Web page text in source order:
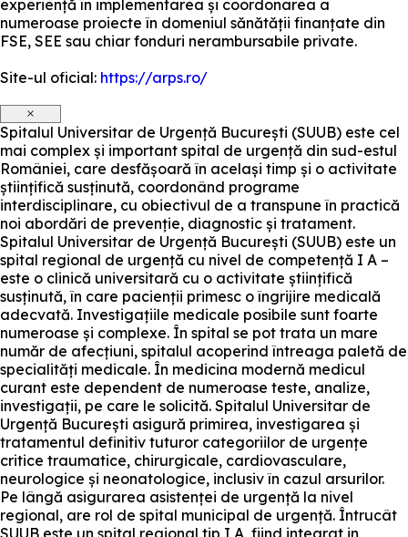
experiență în implementarea și coordonarea a
numeroase proiecte în domeniul sănătății finanțate din
FSE, SEE sau chiar fonduri nerambursabile private.
Site-ul oficial: https://arps.ro/
×
Spitalul Universitar de Urgență București (SUUB) este cel
mai complex și important spital de urgență din sud-estul
României, care desfășoară în același timp și o activitate
științifică susținută, coordonând programe
interdisciplinare, cu obiectivul de a transpune în practică
noi abordări de prevenție, diagnostic și tratament.
Spitalul Universitar de Urgență București (SUUB) este un
spital regional de urgență cu nivel de competență I A –
este o clinică universitară cu o activitate științifică
susținută, în care pacienții primesc o îngrijire medicală
adecvată. Investigațiile medicale posibile sunt foarte
numeroase și complexe. În spital se pot trata un mare
număr de afecțiuni, spitalul acoperind întreaga paletă de
specialități medicale. În medicina modernă medicul
curant este dependent de numeroase teste, analize,
investigații, pe care le solicită. Spitalul Universitar de
Urgență București asigură primirea, investigarea și
tratamentul definitiv tuturor categoriilor de urgențe
critice traumatice, chirurgicale, cardiovasculare,
neurologice și neonatologice, inclusiv în cazul arsurilor.
Pe lângă asigurarea asistenței de urgență la nivel
regional, are rol de spital municipal de urgență. Întrucât